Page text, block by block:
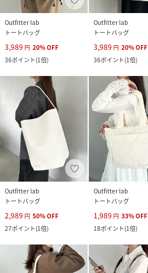
Outfitter lab
トートバッグ
3,989 円 20%OFF
36ポイント(1倍)
Outfitter lab
トートバッグ
3,989 円 20%OFF
36ポイント(1倍)
Outfitter lab
トートバッグ
2,989 円 50%OFF
27ポイント(1倍)
Outfitter lab
トートバッグ
1,989 円 33%OFF
18ポイント(1倍)